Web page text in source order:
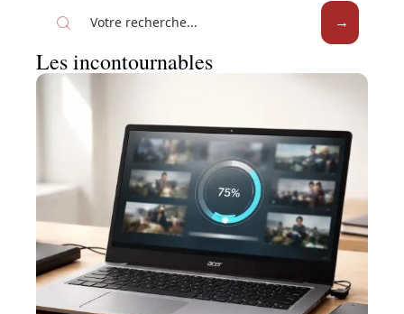
Les incontournables